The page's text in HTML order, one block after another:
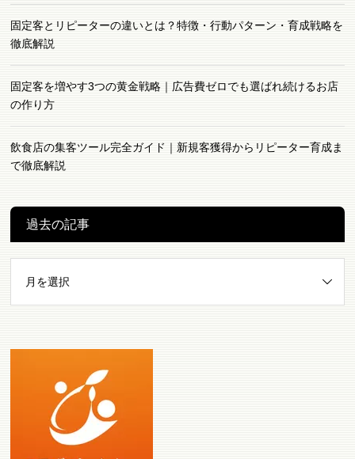
固定客とリピーターの違いとは？特徴・行動パターン・育成戦略を
徹底解説
固定客を増やす3つの黄金戦略｜広告費ゼロでも選ばれ続けるお店
の作り方
飲食店の集客ツール完全ガイド｜新規客獲得からリピーター育成ま
で徹底解説
過去の記事